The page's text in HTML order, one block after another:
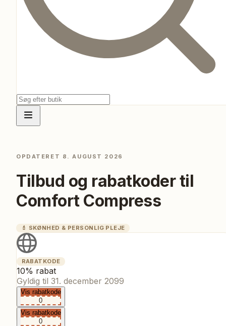
OPDATERET 8. AUGUST 2026
Tilbud og rabatkoder til
Comfort Compress
💄 SKØNHED & PERSONLIG PLEJE
RABATKODE
10% rabat
Gyldig til 31. december 2099
Vis rabatkode
0
Vis rabatkode
0